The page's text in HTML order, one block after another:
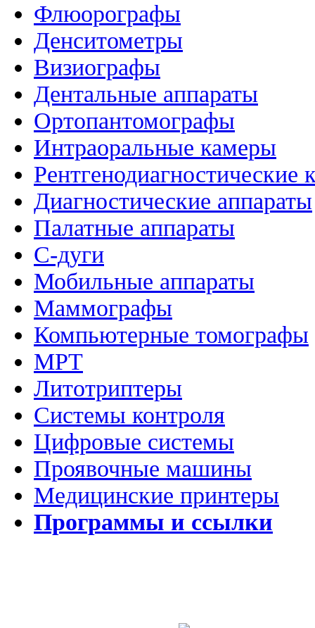
Флюорографы
Денситометры
Визиографы
Дентальные аппараты
Ортопантомографы
Интраоральные камеры
Рентгенодиагностические
Диагностические аппараты
Палатные аппараты
C-дуги
Мобильные аппараты
Маммографы
Компьютерные томографы
МРТ
Литотриптеры
Системы контроля
Цифровые системы
Проявочные машины
Медицинские принтеры
Программы и ссылки